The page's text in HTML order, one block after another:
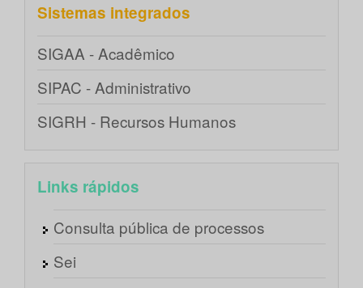
Sistemas integrados
SIGAA - Acadêmico
SIPAC - Administrativo
SIGRH - Recursos Humanos
Links rápidos
Consulta pública de processos
Sei